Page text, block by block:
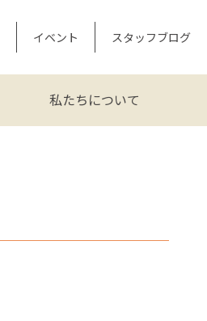
イベント スタッフブログ
私たちについて